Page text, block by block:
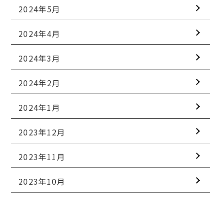
2024年5月
2024年4月
2024年3月
2024年2月
2024年1月
2023年12月
2023年11月
2023年10月